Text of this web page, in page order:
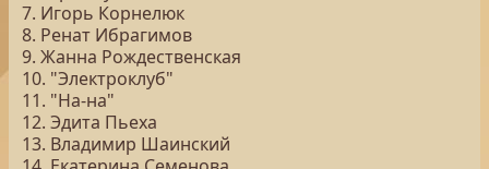
7. Игорь Корнелюк
8. Ренат Ибрагимов
9. Жанна Рождественская
10. "Электроклуб"
11. "На-на"
12. Эдита Пьеха
13. Владимир Шаинский